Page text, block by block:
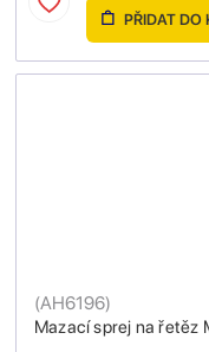
PŘIDAT DO
Mazací sprej na řetěz
(AH6196)